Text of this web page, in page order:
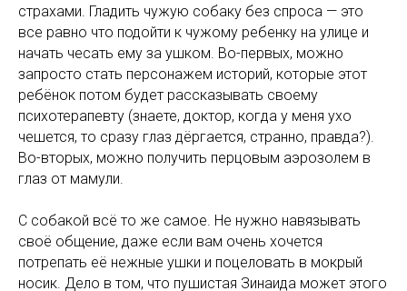
страхами. Гладить чужую собаку без спроса — это
все равно что подойти к чужому ребенку на улице и
начать чесать ему за ушком. Во-первых, можно
запросто стать персонажем историй, которые этот
ребёнок потом будет рассказывать своему
психотерапевту (знаете, доктор, когда у меня ухо
чешется, то сразу глаз дёргается, странно, правда?).
Во-вторых, можно получить перцовым аэрозолем в
глаз от мамули.
С собакой всё то же самое. Не нужно навязывать
своё общение, даже если вам очень хочется
потрепать её нежные ушки и поцеловать в мокрый
носик. Дело в том, что пушистая Зинаида может этого